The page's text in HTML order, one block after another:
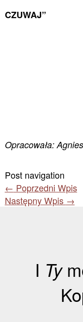
CZUWAJ”
Opracowała:
Post navigation
← Poprzedni Wpis
Następny Wpis →
I Ty